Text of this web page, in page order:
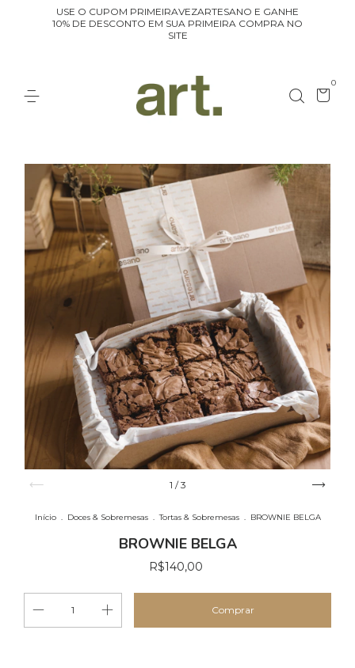
USE O CUPOM PRIMEIRAVEZARTESANO E GANHE
10% DE DESCONTO EM SUA PRIMEIRA COMPRA NO
SITE
0
1 /3
Início . Doces & Sobremesas . Tortas & Sobremesas . BROWNIE BELGA
BROWNIE BELGA
R$140,00